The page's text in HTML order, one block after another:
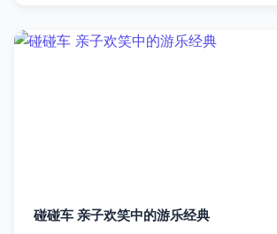
碰碰车 亲子欢笑中的游乐经典